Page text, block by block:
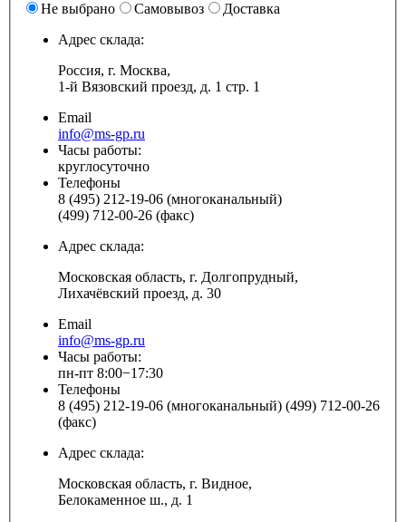
Не выбрано
Самовывоз
Доставка
Адрес склада:
Россия, г. Москва,
1-й Вязовский проезд, д. 1 стр. 1
Email
info@ms-gp.ru
Часы работы:
круглосуточно
Телефоны
8 (495) 212-19-06 (многоканальный)
(499) 712-00-26 (факс)
Адрес склада:
Московская область, г. Долгопрудный,
Лихачёвский проезд, д. 30
Email
info@ms-gp.ru
Часы работы:
пн-пт 8:00−17:30
Телефоны
8 (495) 212-19-06 (многоканальный) (499) 712-00-26
(факс)
Адрес склада:
Московская область, г. Видное,
Белокаменное ш., д. 1